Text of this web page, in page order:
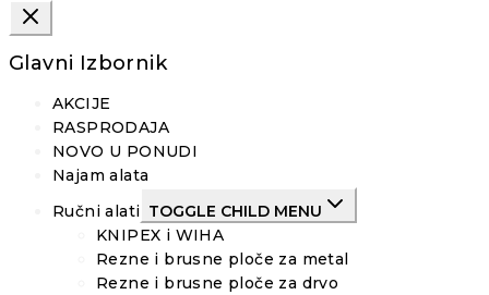
Glavni Izbornik
AKCIJE
RASPRODAJA
NOVO U PONUDI
Najam alata
Ručni alati TOGGLE CHILD MENU
KNIPEX i WIHA
Rezne i brusne ploče za metal
Rezne i brusne ploče za drvo